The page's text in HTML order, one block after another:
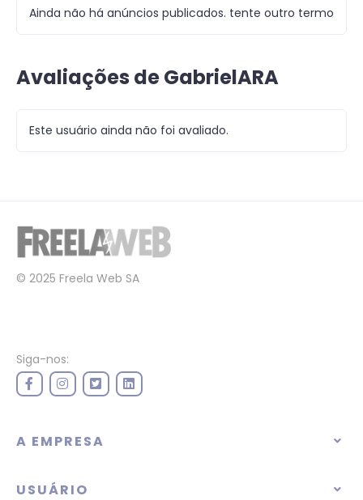
Ainda não há anúncios publicados. tente outro termo
Avaliações de GabrielARA
Este usuário ainda não foi avaliado.
© 2025 Freela Web SA
Siga-nos:
A EMPRESA
USUÁRIO